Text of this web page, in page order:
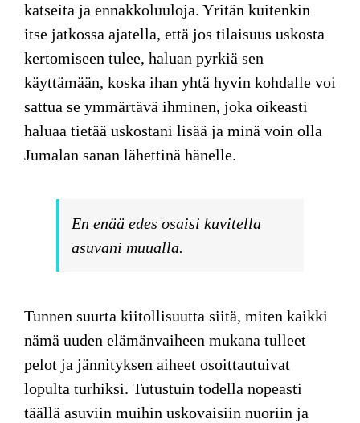
katseita ja ennakkoluuloja. Yritän kuitenkin
itse jatkossa ajatella, että jos tilaisuus uskosta
kertomiseen tulee, haluan pyrkiä sen
käyttämään, koska ihan yhtä hyvin kohdalle voi
sattua se ymmärtävä ihminen, joka oikeasti
haluaa tietää uskostani lisää ja minä voin olla
Jumalan sanan lähettinä hänelle.
En enää edes osaisi kuvitella
asuvani muualla.
Tunnen suurta kiitollisuutta siitä, miten kaikki
nämä uuden elämänvaiheen mukana tulleet
pelot ja jännityksen aiheet osoittautuivat
lopulta turhiksi. Tutustuin todella nopeasti
täällä asuviin muihin uskovaisiin nuoriin ja